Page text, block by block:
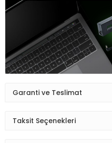
Garanti ve Teslimat
Taksit Seçenekleri